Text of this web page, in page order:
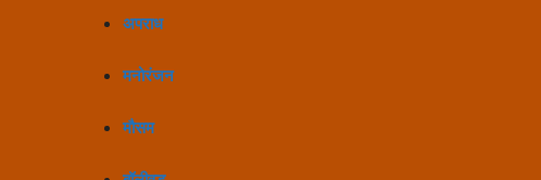
अपराध
मनोरंजन
मौसम